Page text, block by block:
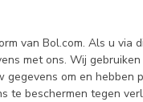
van Bol.com. Als u via
met ons. Wij
om en hebben
te beschermen tegen